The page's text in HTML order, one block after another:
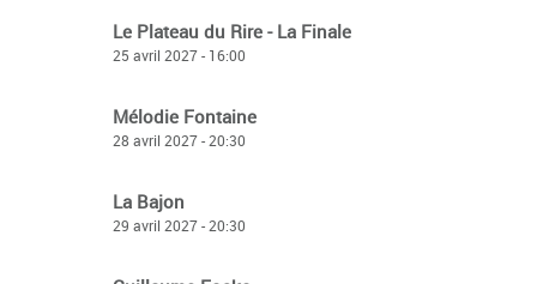
Le Plateau du Rire - La Finale
25 avril 2027 - 16:00
Mélodie Fontaine
28 avril 2027 - 20:30
La Bajon
29 avril 2027 - 20:30